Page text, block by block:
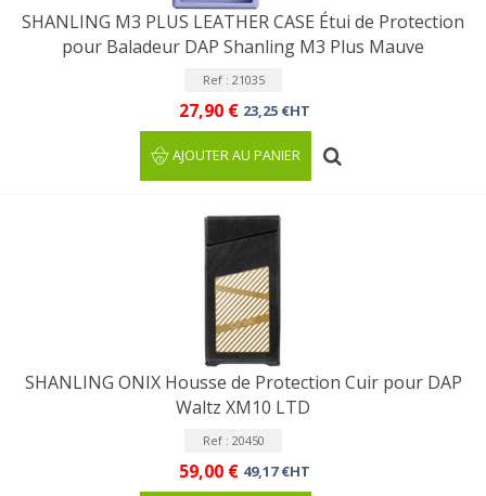
SHANLING M3 PLUS LEATHER CASE Étui de Protection
pour Baladeur DAP Shanling M3 Plus Mauve
Ref : 21035
27,90 € 23,25 €HT
AJOUTER AU PANIER
SHANLING ONIX Housse de Protection Cuir pour DAP
Waltz XM10 LTD
Ref : 20450
59,00 € 49,17 €HT